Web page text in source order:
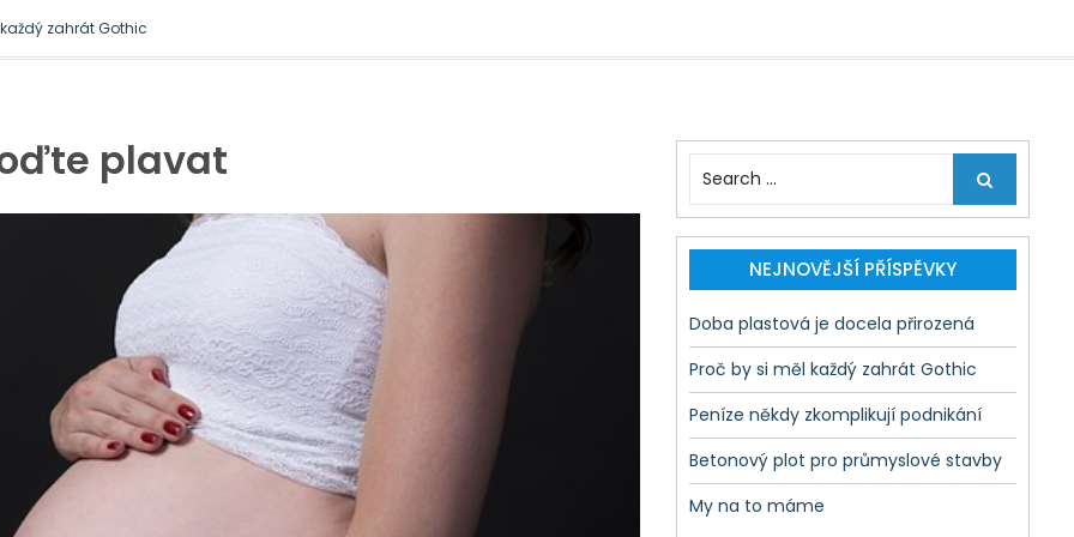
podnikání
je docela přirozená
plavat
a
r
h
f
o
r
:
NEJNOVĚJŠÍ PŘÍSPĚVKY
Doba plastová je docela přirozená
Proč by si měl každý zahrát Gothic
Peníze někdy zkomplikují podnikání
Betonový plot pro průmyslové stavby
My na to máme